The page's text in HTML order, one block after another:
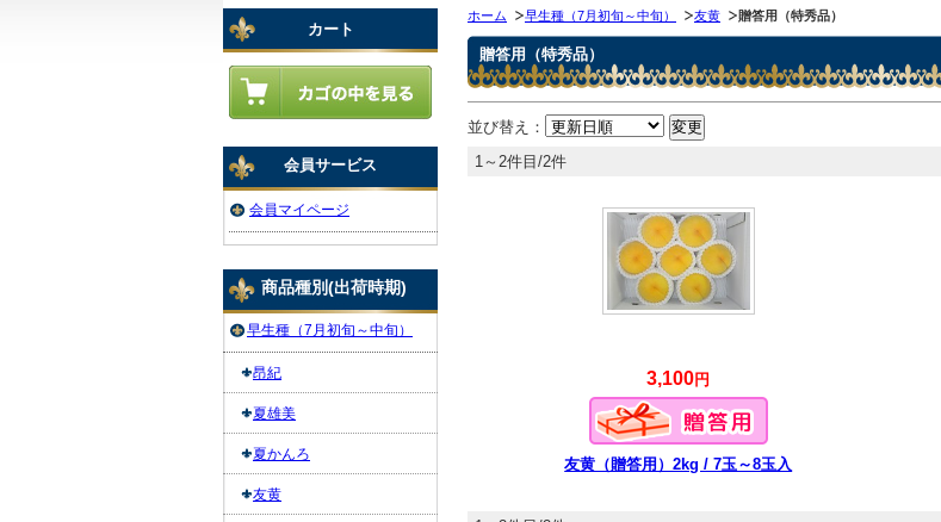
ホーム 早生種（7月初旬～中旬） 友黄 贈答用（特秀品）
贈答用（特秀品）
並び替え：
1～2件目/2件
3,100円
友黄（贈答用）2kg / 7玉～8玉入
カート
会員サービス
会員マイページ
商品種別(出荷時期)
早生種（7月初旬～中旬）
昂紀
夏雄美
夏かんろ
友黄